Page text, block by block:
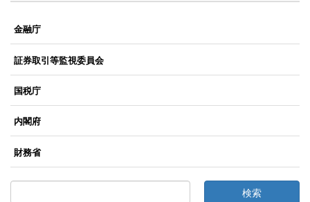
金融庁
証券取引等監視委員会
国税庁
内閣府
財務省